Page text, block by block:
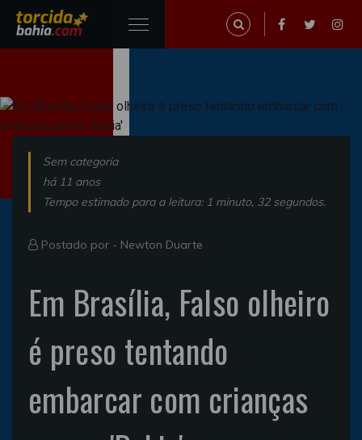
Sem categoria
há 11 anos
Tempo estimado para a leitura: 1 minuto, 32 segundos.
Postado por - Newton Duarte
Em Brasília, Falso olheiro
é preso tentando
embarcar com crianças